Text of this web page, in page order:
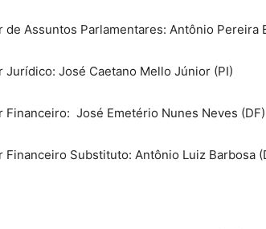
de Assuntos Parlamentares: Antônio Pereira
Jurídico: José Caetano Mello Júnior (PI)
Financeiro: José Emetério Nunes Neves (DF)
Financeiro Substituto: Antônio Luiz Barbosa